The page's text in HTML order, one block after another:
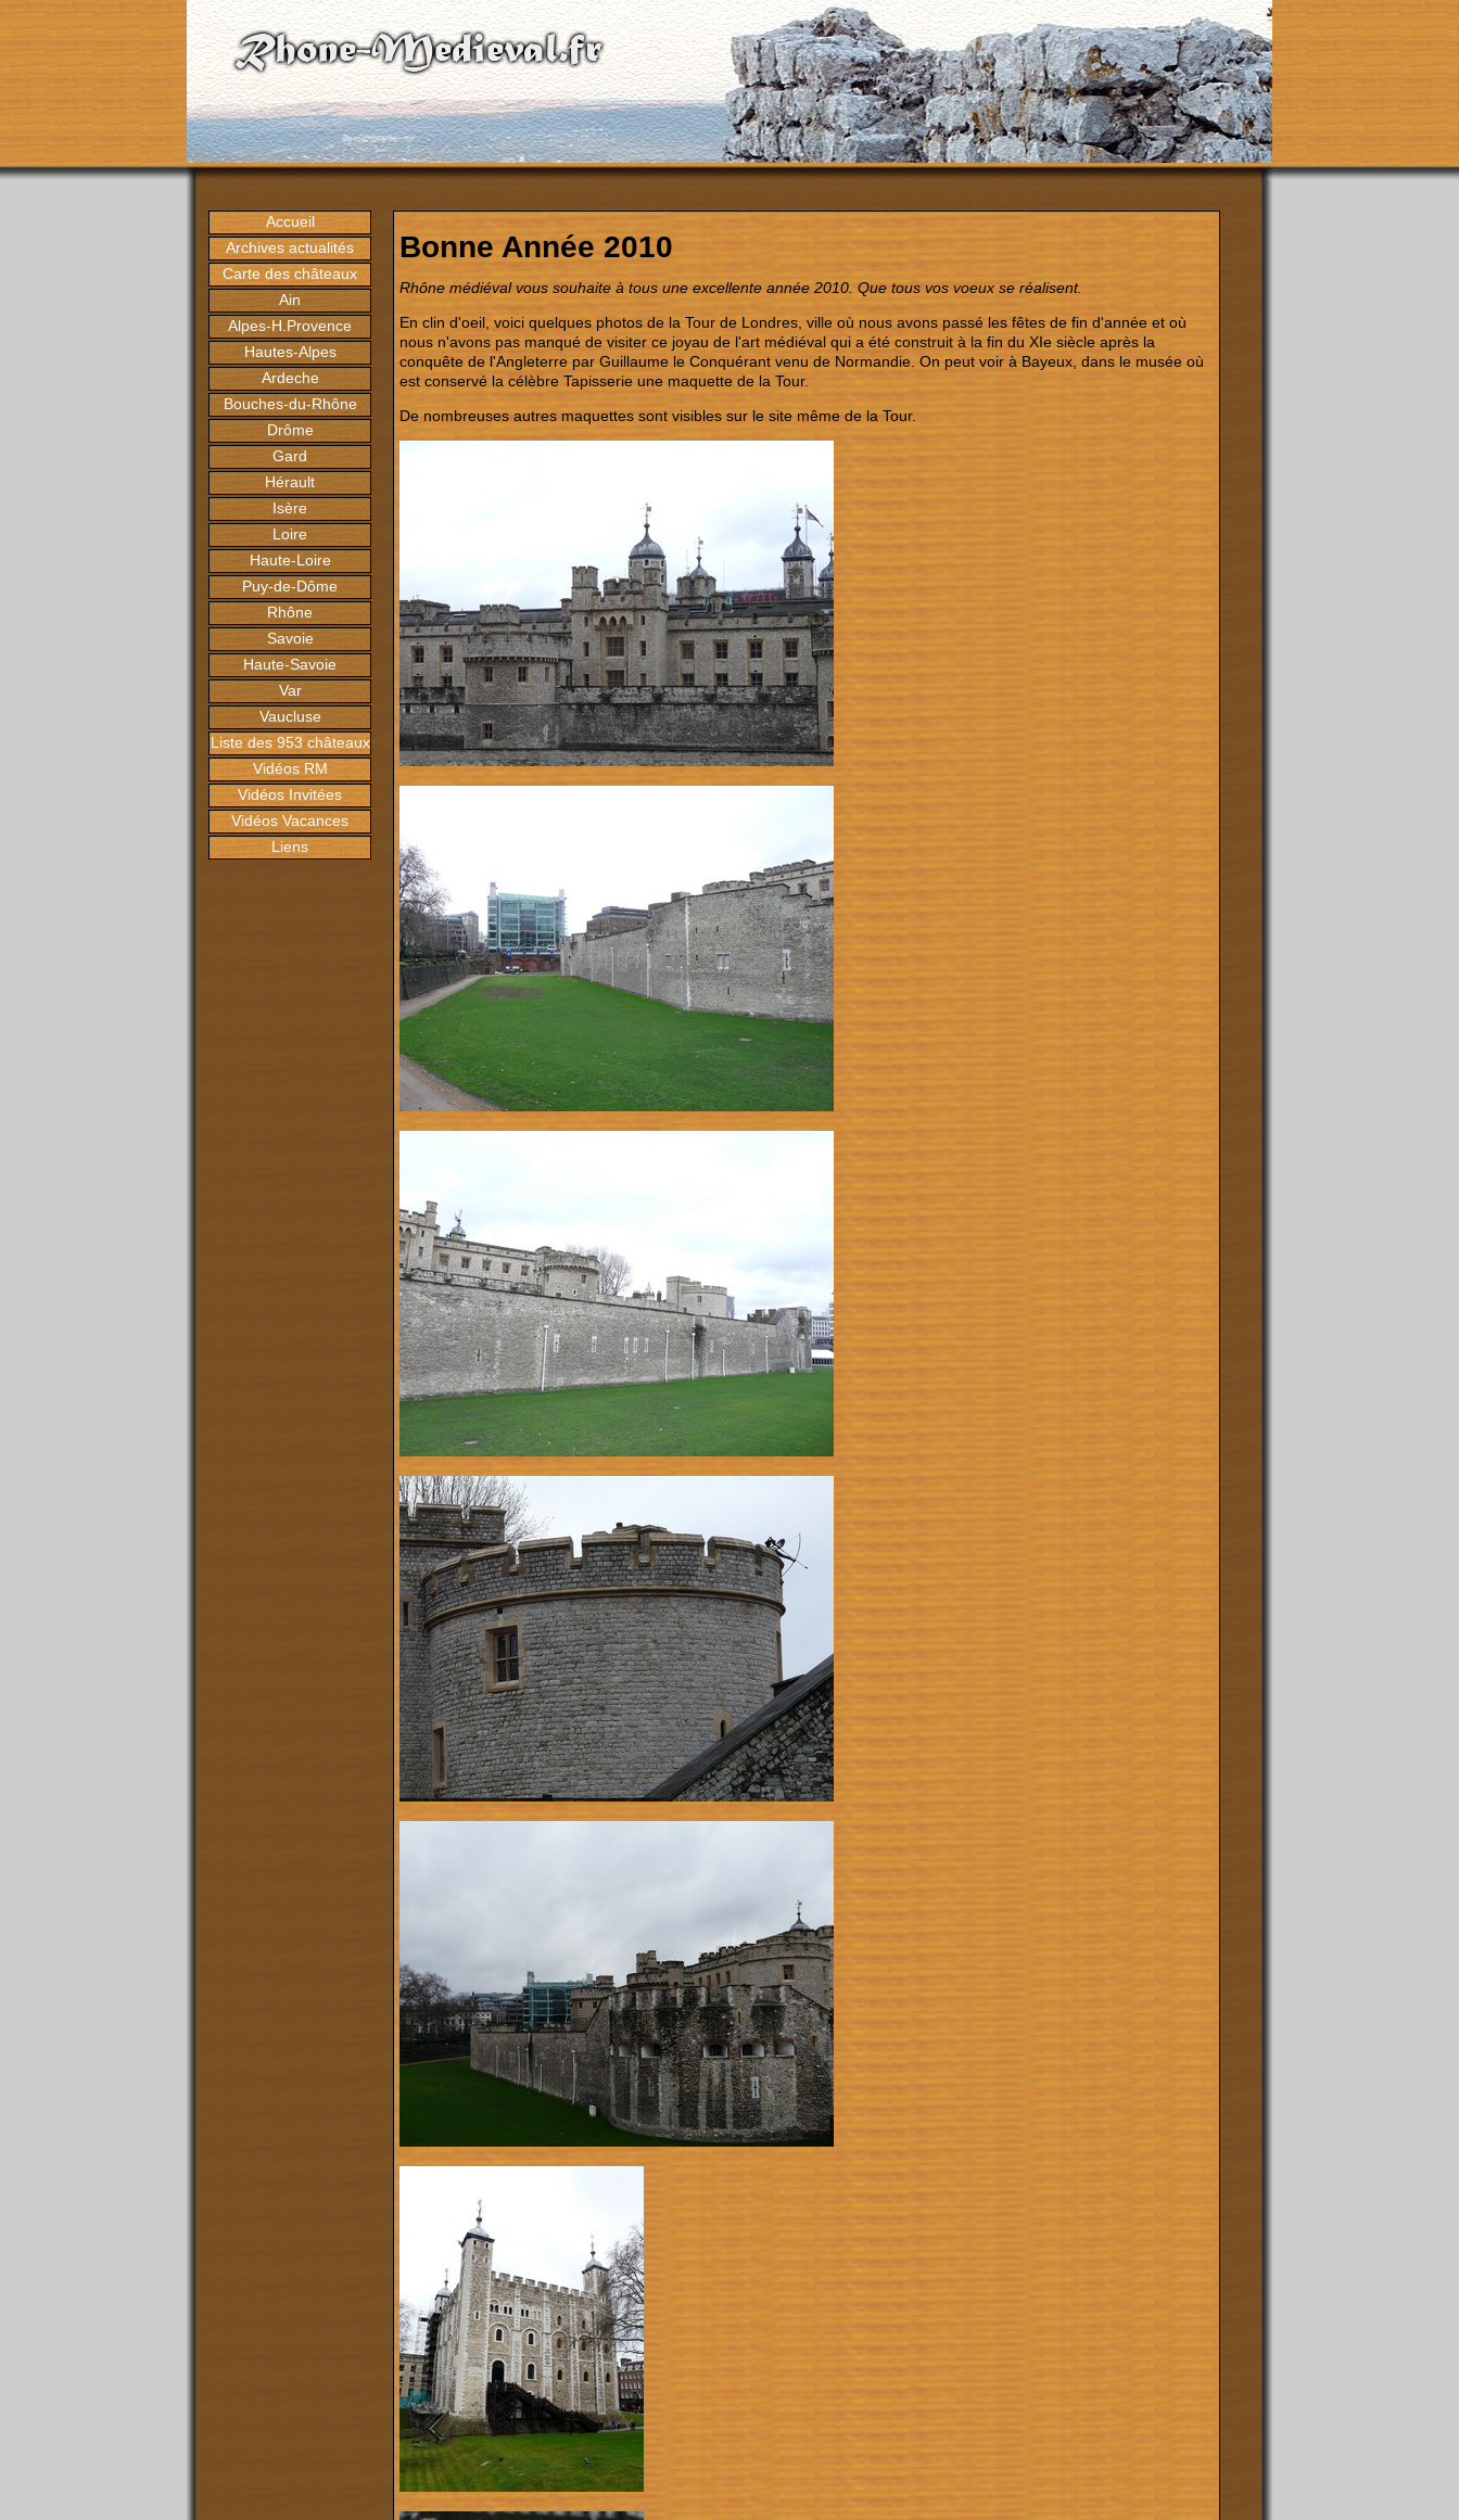
Accueil
Archives actualités
Carte des châteaux
Ain
Alpes-H.Provence
Hautes-Alpes
Ardeche
Bouches-du-Rhône
Drôme
Gard
Hérault
Isère
Loire
Haute-Loire
Puy-de-Dôme
Rhône
Savoie
Haute-Savoie
Var
Vaucluse
Liste des 953 châteaux
Vidéos RM
Vidéos Invitées
Vidéos Vacances
Liens
Bonne Année 2010
Rhône médiéval vous souhaite à tous une excellente année 2010. Que tous vos voeux se réalisent.
En clin d'oeil, voici quelques photos de la Tour de Londres, ville où nous avons passé les fêtes de fin d'année et où
nous n'avons pas manqué de visiter ce joyau de l'art médiéval qui a été construit à la fin du XIe siècle après la
conquête de l'Angleterre par Guillaume le Conquérant venu de Normandie. On peut voir à Bayeux, dans le musée où
est conservé la célèbre Tapisserie une maquette de la Tour.
De nombreuses autres maquettes sont visibles sur le site même de la Tour.